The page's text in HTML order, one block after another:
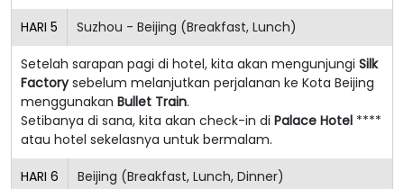
HARI 5 Suzhou - Beijing (Breakfast, Lunch)
Setelah sarapan pagi di hotel, kita akan mengunjungi Silk
Factorysebelum melanjutkan perjalanan ke Kota Beijing
menggunakan Bullet Train.
Setibanya di sana, kita akan check-in di Palace Hotel ****
atau hotel sekelasnya untuk bermalam.
HARI 6 Beijing (Breakfast, Lunch, Dinner)